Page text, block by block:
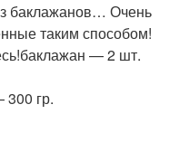
баклажанов… Очень
таким способом!
— 2 шт.
гр.